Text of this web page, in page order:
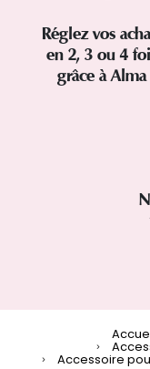
Réglez vos
en 2, 3 ou 4
grâce à Alma
Accessoire